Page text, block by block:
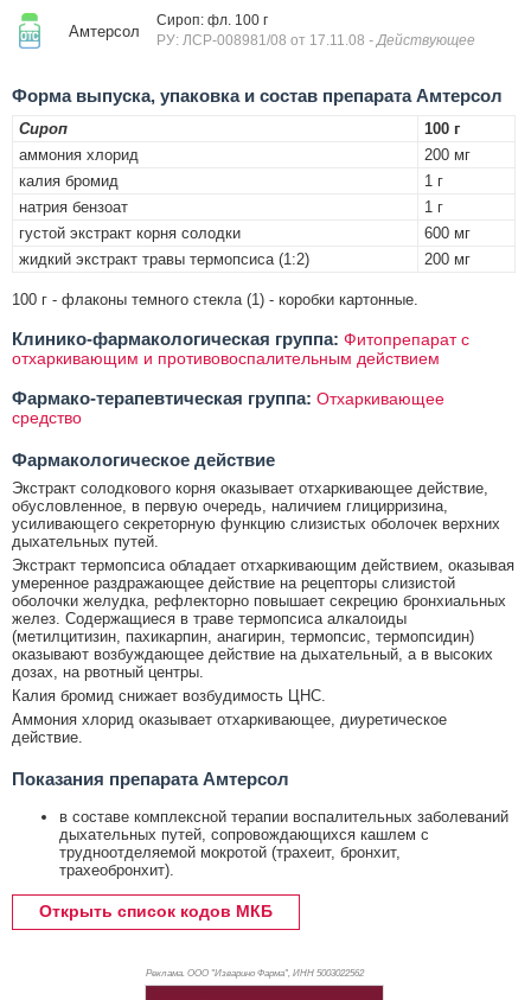
Амтерсол
Сироп: фл. 100 г
РУ: ЛСР-008981/08 от 17.11.08 - Действующее
Форма выпуска, упаковка и состав препарата Амтерсол
Сироп
100 г
аммония хлорид
200 мг
калия бромид
1 г
натрия бензоат
1 г
густой экстракт корня солодки
600 мг
жидкий экстракт травы термопсиса (1:2)
200 мг
100 г - флаконы темного стекла (1) - коробки картонные.
Клинико-фармакологическая группа: Фитопрепарат с
отхаркивающим и противовоспалительным действием
Фармако-терапевтическая группа: Отхаркивающее
средство
Фармакологическое действие
Экстракт солодкового корня оказывает отхаркивающее действие,
обусловленное, в первую очередь, наличием глицирризина,
усиливающего секреторную функцию слизистых оболочек верхних
дыхательных путей.
Экстракт термопсиса обладает отхаркивающим действием, оказывая
умеренное раздражающее действие на рецепторы слизистой
оболочки желудка, рефлекторно повышает секрецию бронхиальных
желез. Содержащиеся в траве термопсиса алкалоиды
(метилцитизин, пахикарпин, анагирин, термопсис, термопсидин)
оказывают возбуждающее действие на дыхательный, а в высоких
дозах, на рвотный центры.
Калия бромид снижает возбудимость ЦНС.
Аммония хлорид оказывает отхаркивающее, диуретическое
действие.
Показания препарата Амтерсол
в составе комплексной терапии воспалительных заболеваний
дыхательных путей, сопровождающихся кашлем с
трудноотделяемой мокротой (трахеит, бронхит,
трахеобронхит).
Открыть список кодов МКБ
Реклама. ООО "Изварино Фарма", ИНН 5003022562